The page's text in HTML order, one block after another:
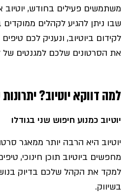
משתמשים פעילים בחודש, יוטיוב
שבו ניתן להגיע לקהלים
לקידום ביוטיוב, ונעניק לכם
את הסרטונים שלכם למגנטים של
למה דווקא יוטיוב?
יוטיוב כמנוע חיפוש שני בגודלו
יוטיוב היא הרבה יותר ממאגר
מחפשים ביוטיוב תוכן חינוכי,
למקד את הקהל שלכם בדיוק
בשיווק.